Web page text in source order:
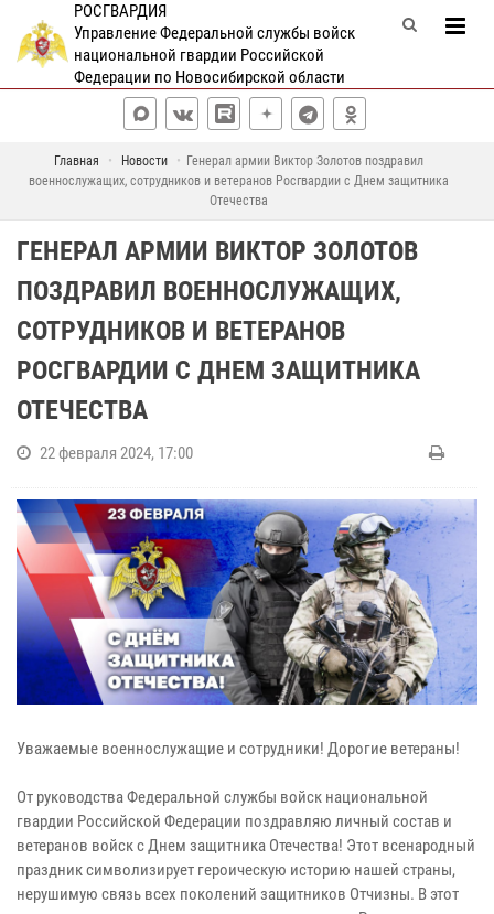
РОСГВАРДИЯ
Управление Федеральной службы войск
национальной гвардии Российской
Федерации по Новосибирской области
Главная Новости
Генерал армии Виктор Золотов поздравил
военнослужащих, сотрудников и ветеранов Росгвардии с Днем защитника
Отечества
ГЕНЕРАЛ АРМИИ ВИКТОР ЗОЛОТОВ
ПОЗДРАВИЛ ВОЕННОСЛУЖАЩИХ,
СОТРУДНИКОВ И ВЕТЕРАНОВ
РОСГВАРДИИ С ДНЕМ ЗАЩИТНИКА
ОТЕЧЕСТВА
22 февраля 2024, 17:00
Уважаемые военнослужащие и сотрудники! Дорогие ветераны!
От руководства Федеральной службы войск национальной
гвардии Российской Федерации поздравляю личный состав и
ветеранов войск с Днем защитника Отечества! Этот всенародный
праздник символизирует героическую историю нашей страны,
нерушимую связь всех поколений защитников Отчизны. В этот